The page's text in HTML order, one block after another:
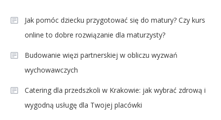
Jak pomóc dziecku przygotować się do matury? Czy kurs
online to dobre rozwiązanie dla maturzysty?
Budowanie więzi partnerskiej w obliczu wyzwań
wychowawczych
Catering dla przedszkoli w Krakowie: jak wybrać zdrową i
wygodną usługę dla Twojej placówki